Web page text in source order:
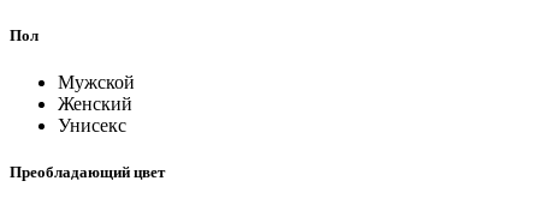
Пол
Мужской
Женский
Унисекс
Преобладающий цвет